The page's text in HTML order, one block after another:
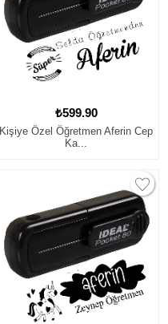
₺599.90
Kişiye Özel Öğretmen Aferin Cep
Ka...